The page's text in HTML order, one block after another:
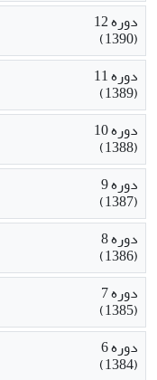
دوره 12
(1390)
دوره 11
(1389)
دوره 10
(1388)
دوره 9
(1387)
دوره 8
(1386)
دوره 7
(1385)
دوره 6
(1384)